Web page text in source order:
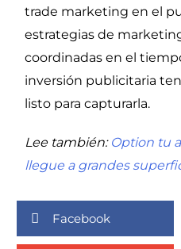
trade marketing en el
estrategias de
coordinadas en el
inversión publicitaria
listo para capturarla.
Lee también: Option tu
llegue a grandes
Facebook